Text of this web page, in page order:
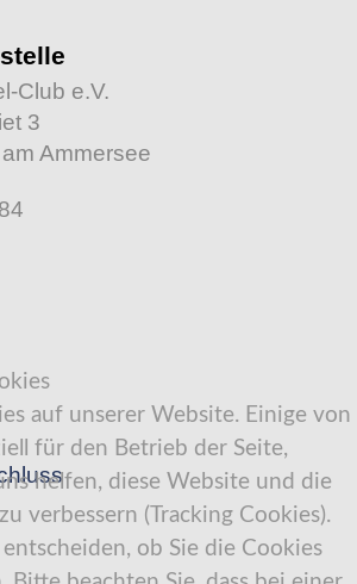
Club e.V.
3
Ammersee
auf unserer Website. Einige von
für den Betrieb der Seite,
helfen, diese Website und die
verbessern (Tracking Cookies).
ob Sie die Cookies